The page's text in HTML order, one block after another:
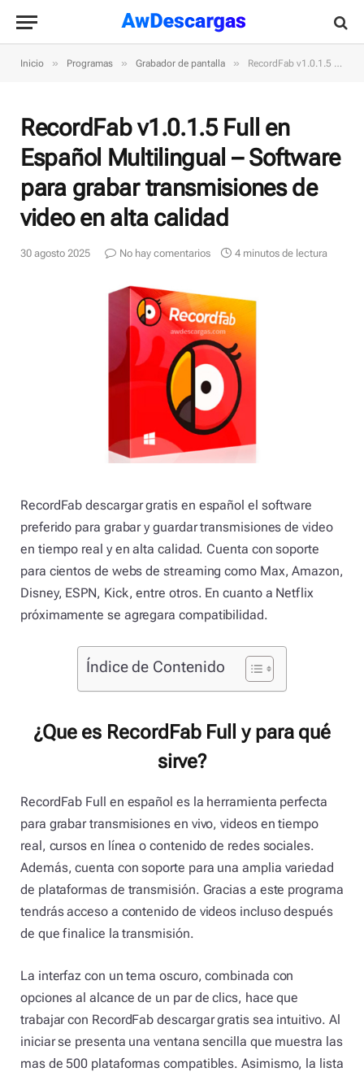
Inicio » Programas » Grabador de pantalla » RecordFab v1.0.1.5 Full en Español Multilingual – Software para grabar transmisiones de video en alta calidad
RecordFab v1.0.1.5 Full en
Español Multilingual – Software
para grabar transmisiones de
video en alta calidad
30 agosto 2025 No hay comentarios 4 minutos de lectura
RecordFab descargar gratis en español el software
preferido para grabar y guardar transmisiones de video
en tiempo real y en alta calidad. Cuenta con soporte
para cientos de webs de streaming como Max, Amazon,
Disney, ESPN, Kick, entre otros. En cuanto a Netflix
próximamente se agregara compatibilidad.
Índice de Contenido
¿Que es RecordFab Full y para qué
sirve?
RecordFab Full en español es la herramienta perfecta
para grabar transmisiones en vivo, videos en tiempo
real, cursos en línea o contenido de redes sociales.
Además, cuenta con soporte para una amplia variedad
de plataformas de transmisión. Gracias a este programa
tendrás acceso a contenido de videos incluso después
de que finalice la transmisión.
La interfaz con un tema oscuro, combinada con
opciones al alcance de un par de clics, hace que
trabajar con RecordFab descargar gratis sea intuitivo. Al
iniciar se presenta una ventana sencilla que muestra las
mas de 500 plataformas compatibles. Asimismo, la lista